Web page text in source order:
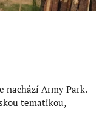
nachází Army Park.
tematikou,